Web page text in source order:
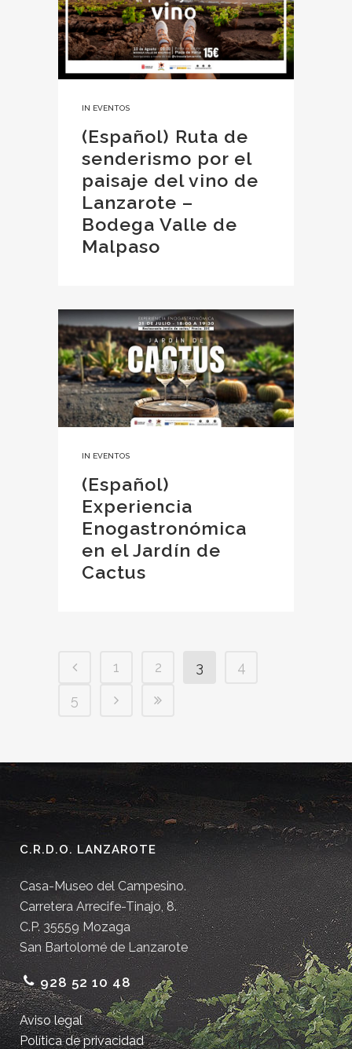
IN EVENTOS
(Español) Ruta de
senderismo por el
paisaje del vino de
Lanzarote –
Bodega Valle de
Malpaso
IN EVENTOS
(Español)
Experiencia
Enogastronómica
en el Jardín de
Cactus
1 2 3
4
5
C.R.D.O. LANZAROTE
Casa-Museo del Campesino.
Carretera Arrecife-Tinajo, 8.
C.P. 35559 Mozaga
San Bartolomé de Lanzarote
928 52 10 48
Aviso legal
Política de privacidad